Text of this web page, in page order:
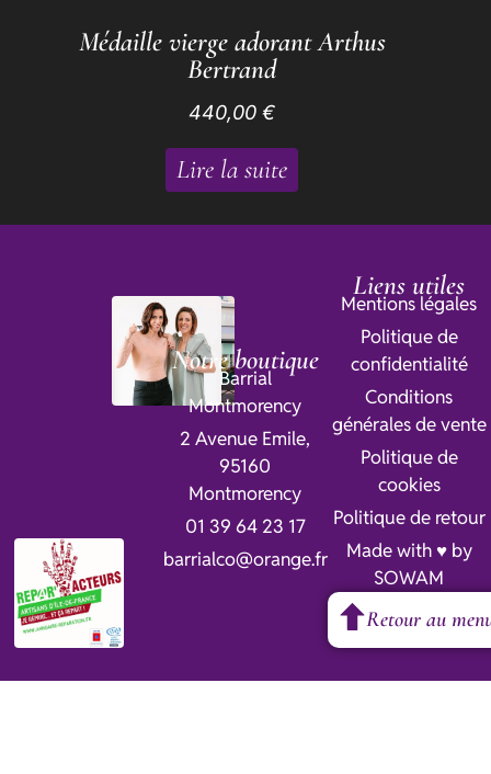
Médaille vierge adorant Arthus
Bertrand
440,00€
Lire la suite
Notre boutique
Barrial
Montmorency
2 Avenue Emile,
95160
Montmorency
01 39 64 23 17
barrialco@orange.fr
Liens utiles
Mentions légales
Politique de
confidentialité
Conditions
générales de vente
Politique de
cookies
Politique de retour
Made with ♥ by
SOWAM
Retour au